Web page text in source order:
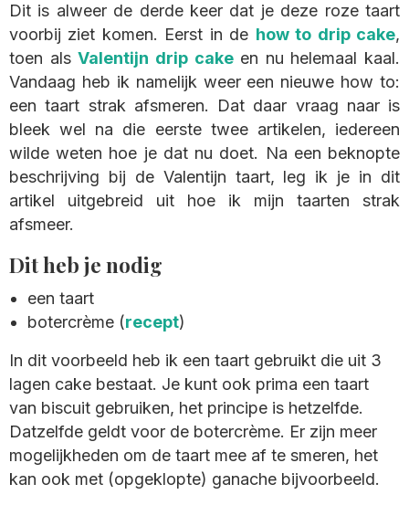
Dit is alweer de derde keer dat je deze roze taart
voorbij ziet komen. Eerst in de how to drip cake,
toen alsValentijn drip cakeen nu helemaal kaal.
Vandaag heb ik namelijk weer een nieuwe how to:
een taart strak afsmeren. Dat daar vraag naar is
bleek wel na die eerste twee artikelen, iedereen
wilde weten hoe je dat nu doet. Na een beknopte
beschrijving bij de Valentijn taart, leg ik je in dit
artikel uitgebreid uit hoe ik mijn taarten strak
afsmeer.
Dit heb je nodig
een taart
botercrème (recept)
In dit voorbeeld heb ik een taart gebruikt die uit 3
lagen cake bestaat. Je kunt ook prima een taart
van biscuit gebruiken, het principe is hetzelfde.
Datzelfde geldt voor de botercrème. Er zijn meer
mogelijkheden om de taart mee af te smeren, het
kan ook met (opgeklopte) ganache bijvoorbeeld.